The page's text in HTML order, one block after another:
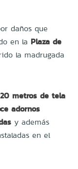
daños que
en la Plaza de
la madrugada
metros de tela
adornos
y además
en el